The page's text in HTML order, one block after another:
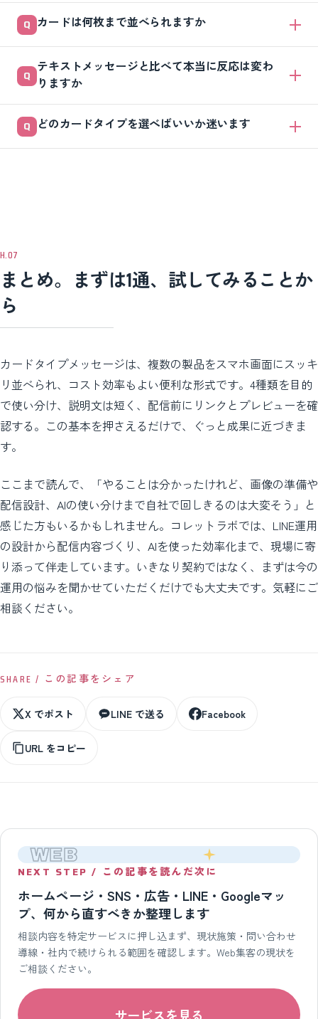
通数のカウント方法もあわせて、最新の料金体系はLINEヤフー for
Business公式サイトでご確認ください（2026年06月30日時点）。
カードは何枚まで並べられますか
枚数はLINEヤフー for Business公式サイトでご確認ください。さらに誘
導用のカードやボタンを加えれば、一覧ページや予約ページへ誘導でき
ます。 ただし全部埋める必要はなく、画像が用意できる範囲で3〜4枚
から始めても十分効果は出ます。
テキストメッセージと比べて本当に反応は変わ
りますか
す。ただし効果は商材や友だちの層で変わるので、一度自社で配信して
数字を比べてみるのが確実です。まず1回試すことをおすすめします。
どのカードタイプを選べばいいか迷います
カタログ用途ならプロダクトタイプが扱いやすいです。
まとめ。まずは1通、試してみることか
ら
カードタイプメッセージは、複数の製品をスマホ画面にスッキ
リ並べられ、コスト効率もよい便利な形式です。4種類を目的
で使い分け、説明文は短く、配信前にリンクとプレビューを確
認する。この基本を押さえるだけで、ぐっと成果に近づきま
す。
ここまで読んで、「やることは分かったけれど、画像の準備や
配信設計、AIの使い分けまで自社で回しきるのは大変そう」と
感じた方もいるかもしれません。コレットラボでは、LINE運用
の設計から配信内容づくり、AIを使った効率化まで、現場に寄
り添って伴走しています。いきなり契約ではなく、まずは今の
運用の悩みを聞かせていただくだけでも大丈夫です。気軽にご
相談ください。
SHARE / この記事をシェア
X でポスト LINE で送る Facebook
URL をコピー
WEB
NEXT STEP / この記事を読んだ次に
ホームページ・SNS・広告・LINE・Googleマッ
プ、何から直すべきか整理します
相談内容を特定サービスに押し込まず、現状施策・問い合わせ
導線・社内で続けられる範囲を確認します。Web集客の現状を
ご相談ください。
サービスを見る